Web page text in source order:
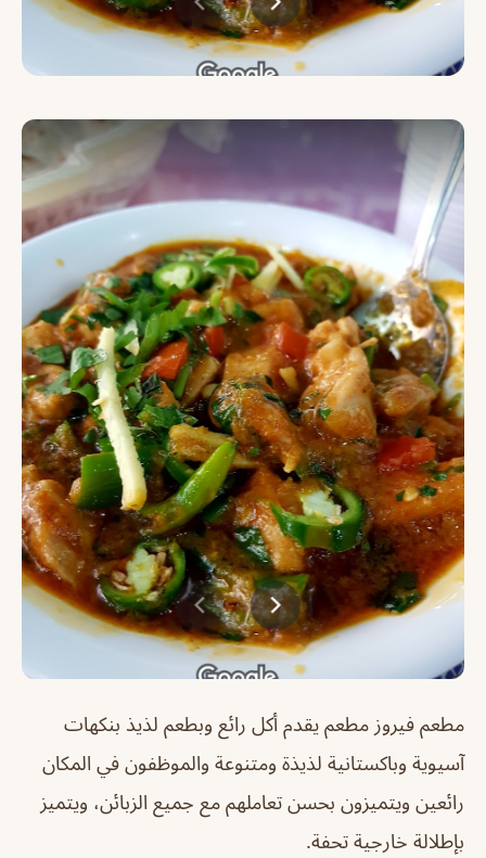
مطعم فيروز مطعم يقدم أكل رائع وبطعم لذيذ بنكهات
آسيوية وباكستانية لذيذة ومتنوعة والموظفون في المكان
رائعين ويتميزون بحسن تعاملهم مع جميع الزبائن، ويتميز
بإطلالة خارجية تحفة.